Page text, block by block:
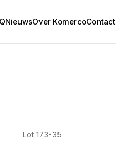
NieuwsOver KomercoContact
Lot 173-35